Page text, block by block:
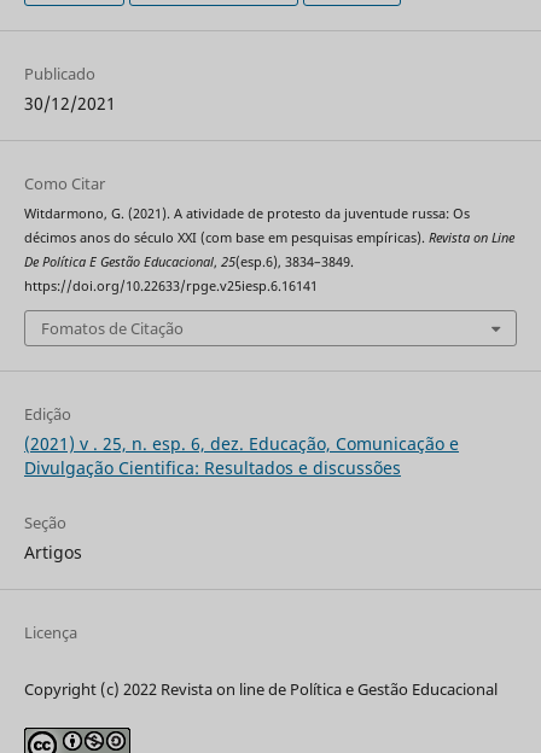
Publicado
30/12/2021
Como Citar
Witdarmono, G. (2021). A atividade de protesto da juventude russa: Os
décimos anos do século XXI (com base em pesquisas empíricas). Revista on Line
De Política E Gestão Educacional, 25(esp.6), 3834–3849.
https://doi.org/10.22633/rpge.v25iesp.6.16141
Fomatos de Citação
Edição
(2021) v . 25, n. esp. 6, dez. Educação, Comunicação e
Divulgação Cientifica: Resultados e discussões
Seção
Artigos
Licença
Copyright (c) 2022 Revista on line de Política e Gestão Educacional